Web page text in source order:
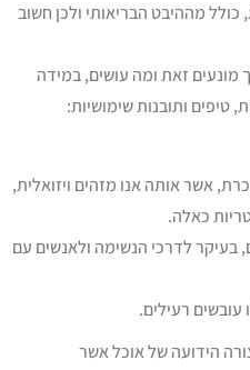
מההיבט הבריאותי ולכן חשוב
מונעים זאת ומה עושים, במידה
טיפים ותובנות שימושיות:
אשר אותה אנו מזהים ויזואלית,
כאלה.
בעיקר לדרכי הנשימה ולאנשים עם
עובשים רעילים.
הידועה של אוכל אשר